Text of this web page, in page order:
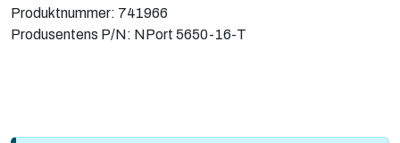
Produktnummer: 741966
Produsentens P/N: NPort 5650-16-T
Kurs og eventer